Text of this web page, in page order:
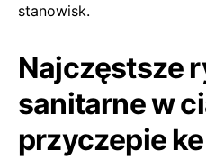
stanowisk.
Najczęstsze
sanitarne w
przyczepie